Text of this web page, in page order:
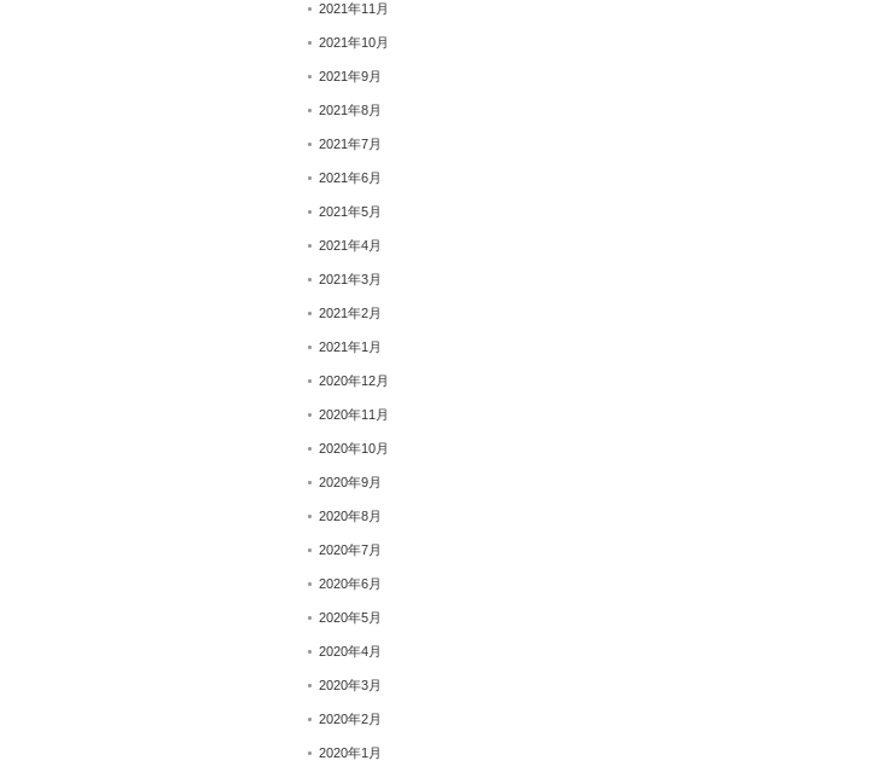
2021年11月
2021年10月
2021年9月
2021年8月
2021年7月
2021年6月
2021年5月
2021年4月
2021年3月
2021年2月
2021年1月
2020年12月
2020年11月
2020年10月
2020年9月
2020年8月
2020年7月
2020年6月
2020年5月
2020年4月
2020年3月
2020年2月
2020年1月